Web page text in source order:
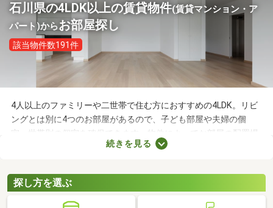
石川県の4LDK以上の賃貸物件(賃貸マンション・ア
パート)からお部屋探し
該当物件数191件
4人以上のファミリーや二世帯で住む方におすすめの4LDK。リビ
ングとは別に4つのお部屋があるので、子ども部屋や夫婦の個
室、世帯別の個室を確保できます。物件によってお部屋の配置場
所が異なるので、内見前に間取りをチェックすることがおすすめ
します。
続きを見る
探し方を選ぶ